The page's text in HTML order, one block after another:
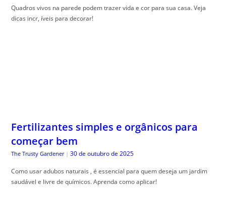
Quadros vivos na parede podem trazer vida e cor para sua casa. Veja
dicas incr, íveis para decorar!
Fertilizantes simples e orgânicos para
começar bem
The Trusty Gardener | 30 de outubro de 2025
Como usar adubos naturais , é essencial para quem deseja um jardim
saudável e livre de químicos. Aprenda como aplicar!